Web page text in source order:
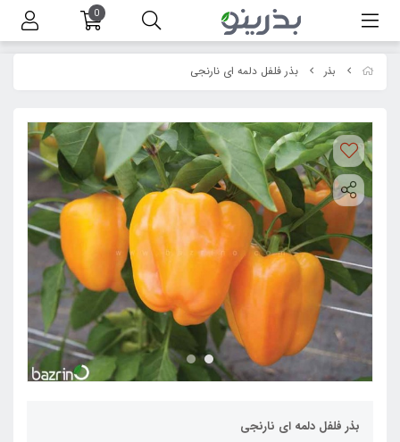
بذر بذر فلفل دلمه ای نارنجی
بذر فلفل دلمه ای نارنجی
0